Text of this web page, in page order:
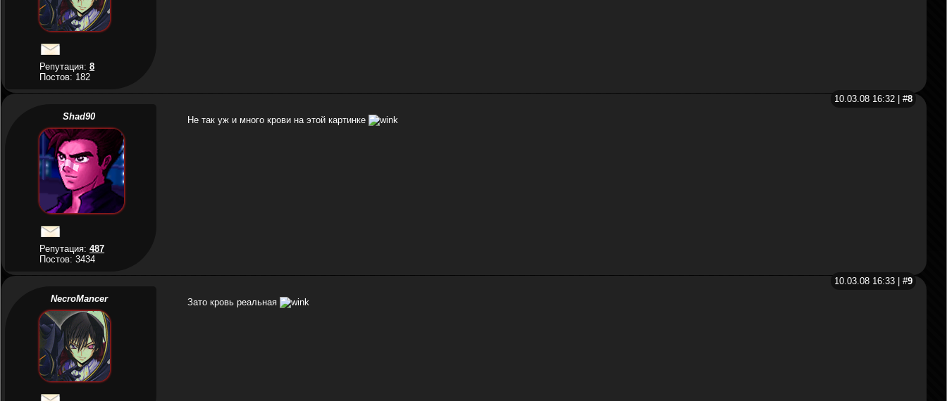
Репутация:8
Постов: 182
10.03.08 16:32 | #8
Shad90
Репутация:487
Постов: 3434
Не так уж и много крови на этой картинке
10.03.08 16:33 | #9
NecroMancer
Зато кровь реальная